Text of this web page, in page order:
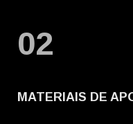
02
MATERIAIS DE